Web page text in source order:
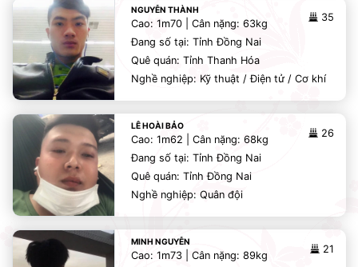
NGUYỄN THÀNH
35
Cao: 1m70 | Cân nặng: 63kg
Đang số tại: Tỉnh Đồng Nai
Quê quán: Tỉnh Thanh Hóa
Nghề nghiệp: Kỹ thuật / Điện tử / Cơ khí
LÊ HOÀI BẢO
26
Cao: 1m62 | Cân nặng: 68kg
Đang số tại: Tỉnh Đồng Nai
Quê quán: Tỉnh Đồng Nai
Nghề nghiệp: Quân đội
MINH NGUYỄN
21
Cao: 1m73 | Cân nặng: 89kg